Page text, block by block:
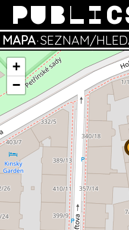
MAPA·SEZNAM/
+
−